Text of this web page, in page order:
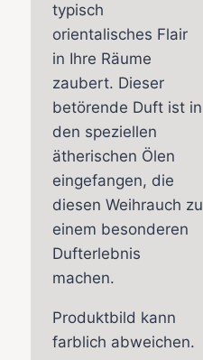
typisch
orientalisches Flair
in Ihre Räume
zaubert. Dieser
betörende Duft ist in
den speziellen
ätherischen Ölen
eingefangen, die
diesen Weihrauch zu
einem besonderen
Dufterlebnis
machen.
Produktbild kann
farblich abweichen.